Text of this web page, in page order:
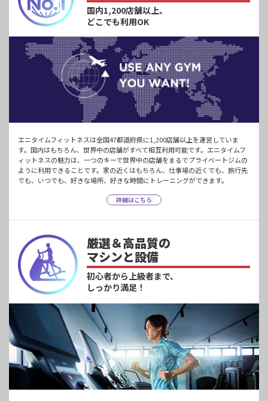
国内1,200店舗以上、
どこでも利用OK
エニタイムフィットネスは全国47都道府県に1,200店舗以上を運営していま
す。国内はもちろん、世界中の店舗がすべて相互利用可能です。エニタイムフ
ィットネスの魅力は、一つのキーで世界中の店舗をまるでプライベートジムの
ように利用できることです。家の近くはもちろん、仕事場の近くでも、旅行先
でも、いつでも、好きな場所、好きな時間にトレーニングができます。
詳細はこちら
厳選＆高品質の
マシンと設備
初心者から上級者まで、
しっかり満足！